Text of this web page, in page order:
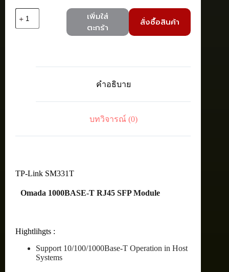
TP-
เพิ่มใส่
ตะกร้า
สั่งซื้อสินค้า
คำอธิบาย
บทวิจารณ์ (0)
TP-Link SM331T
Omada 1000BASE-T RJ45 SFP Module
Hightlihgts :
Support 10/100/1000Base-T Operation in Host
Systems